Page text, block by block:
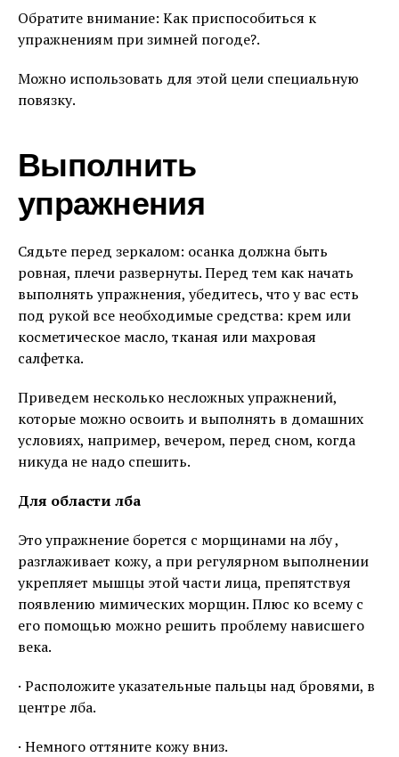
Обратите внимание: Как приспособиться к
упражнениям при зимней погоде?.
Можно использовать для этой цели специальную
повязку.
Выполнить
упражнения
Сядьте перед зеркалом: осанка должна быть
ровная, плечи развернуты. Перед тем как начать
выполнять упражнения, убедитесь, что у вас есть
под рукой все необходимые средства: крем или
косметическое масло, тканая или махровая
салфетка.
Приведем несколько несложных упражнений,
которые можно освоить и выполнять в домашних
условиях, например, вечером, перед сном, когда
никуда не надо спешить.
Для области лба
Это упражнение борется с морщинами на лбу ,
разглаживает кожу, а при регулярном выполнении
укрепляет мышцы этой части лица, препятствуя
появлению мимических морщин. Плюс ко всему с
его помощью можно решить проблему нависшего
века.
· Расположите указательные пальцы над бровями, в
центре лба.
· Немного оттяните кожу вниз.